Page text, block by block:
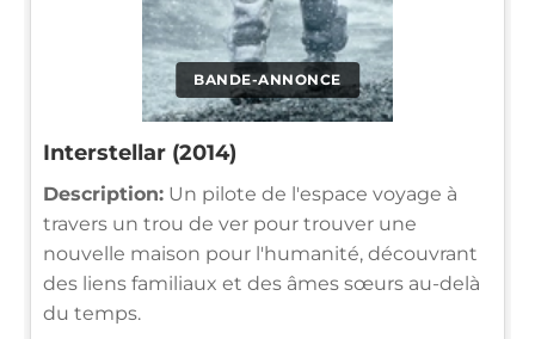
BANDE-ANNONCE
Interstellar (2014)
Description: Un pilote de l'espace voyage à
travers un trou de ver pour trouver une
nouvelle maison pour l'humanité, découvrant
des liens familiaux et des âmes sœurs au-delà
du temps.